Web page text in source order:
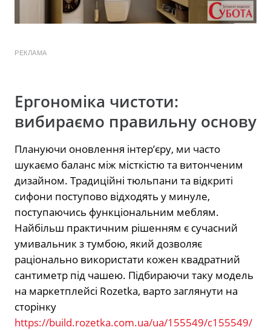
РЕКЛАМА
Ергономіка чистоти:
вибираємо правильну основу
Плануючи оновлення інтер’єру, ми часто
шукаємо баланс між місткістю та витонченим
дизайном. Традиційні тюльпани та відкриті
сифони поступово відходять у минуле,
поступаючись функціональним меблям.
Найбільш практичним рішенням є сучасний
умивальник з тумбою, який дозволяє
раціонально використати кожен квадратний
сантиметр під чашею. Підбираючи таку модель
на маркетплейсі Rozetka, варто заглянути на
сторінку
https://build.rozetka.com.ua/ua/155549/c155549/